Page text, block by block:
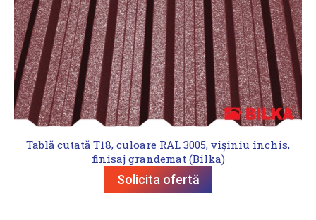
Tablă cutată T18, culoare RAL 3005, vișiniu închis,
finisaj grandemat (Bilka)
Solicita ofertă